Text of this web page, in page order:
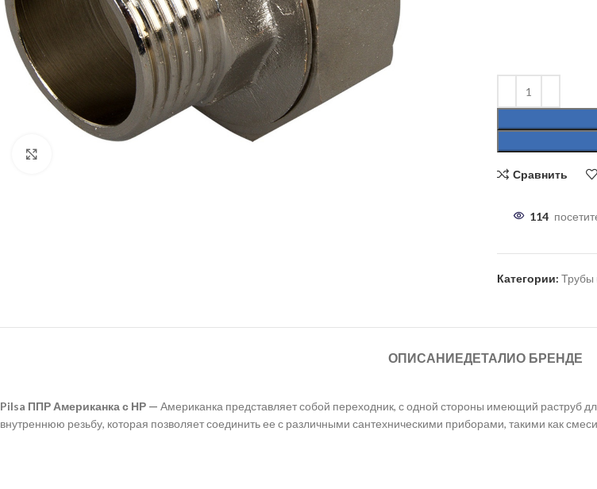
Сравнить
114
Категории: Трубы
ОПИСАНИЕДЕТАЛИО БРЕНДЕ
Pilsa ППР Американка с НР — Американка представляет собой переходник, с одной стороны имеющий раструб
внутреннюю резьбу, которая позволяет соединить ее с различными сантехническими приборами, такими как